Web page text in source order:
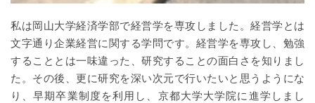
私は岡山大学経済学部で経営学を専攻しました。経営学とは
文字通り企業経営に関する学問です。経営学を専攻し、勉強
することとは一味違った、研究することの面白さを知りまし
た。その後、更に研究を深い次元で行いたいと思うようにな
り、早期卒業制度を利用し、京都大学大学院に進学しまし